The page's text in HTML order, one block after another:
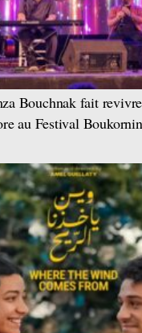
Bouchnak fait
au Festival